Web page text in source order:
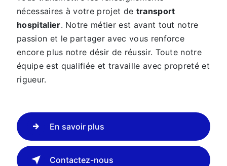
nécessaires à votre projet de transport
hospitalier. Notre métier est avant tout notre
passion et le partager avec vous renforce
encore plus notre désir de réussir. Toute notre
équipe est qualifiée et travaille avec propreté et
rigueur.
En savoir plus
Contactez-nous